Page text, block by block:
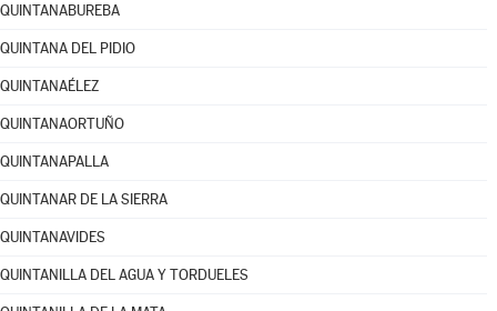
QUINTANABUREBA
QUINTANA DEL PIDIO
QUINTANAÉLEZ
QUINTANAORTUÑO
QUINTANAPALLA
QUINTANAR DE LA SIERRA
QUINTANAVIDES
QUINTANILLA DEL AGUA Y TORDUELES